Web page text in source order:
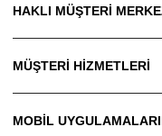
HAKLI MÜŞTERİ
MÜŞTERİ HİZMETLERİ
MOBİL